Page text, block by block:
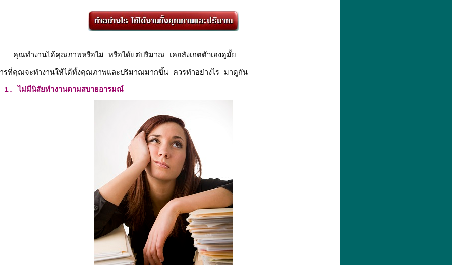
ทำงานได้คุณภาพหรือไม่ หรือได้แต่ปริมาณ เคยสังเกตตัวเองดูมั้ย
รที่คุณจะทำงานให้ได้ทั้งคุณภาพและปริมาณมากขึ้น ควรทำอย่างไร มาดูกัน
1. ไม่มีนิสัยทำงานตามสบายอารมณ์